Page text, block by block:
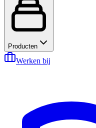
Producten
Werken bij